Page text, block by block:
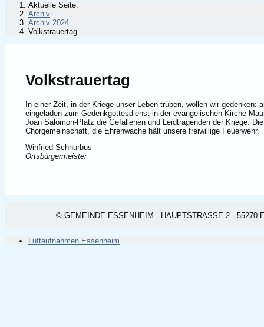
Aktuelle Seite:
Archiv
Archiv 2024
Volkstrauertag
Volkstrauertag
In einer Zeit, in der Kriege unser Leben trüben, wollen wir
eingeladen zum Gedenkgottesdienst in der evangelischen Kirche
Joan Salomon-Platz die Gefallenen und Leidtragenden der Kriege.
Chorgemeinschaft, die Ehrenwache hält unsere freiwillige Feuerwehr.
Winfried Schnurbus
Ortsbürgermeister
© GEMEINDE ESSENHEIM - HAUPTSTRASSE 2 - 55270
Luftaufnahmen Essenheim